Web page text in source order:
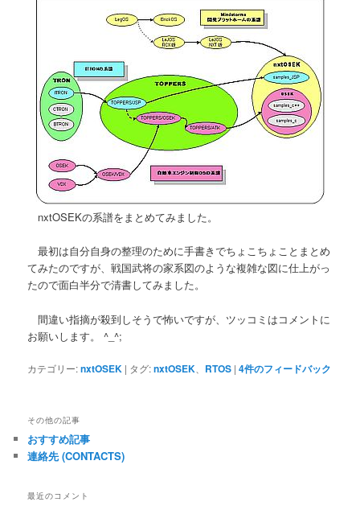
nxtOSEKの系譜をまとめてみました。
最初は自分自身の整理のために手書きでちょこちょことまとめ
てみたのですが、戦国武将の家系図のような複雑な図に仕上がっ
たので面白半分で清書してみました。
間違い指摘が殺到しそうで怖いですが、ツッコミはコメントに
お願いします。 ^_^;
カテゴリー:nxtOSEK | タグ:nxtOSEK RTOS |4件のフィードバック
その他の記事
おすすめ記事
連絡先 (CONTACTS)
最近のコメント